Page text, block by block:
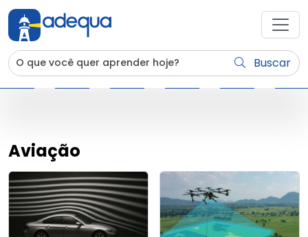
Buscar
Aviação